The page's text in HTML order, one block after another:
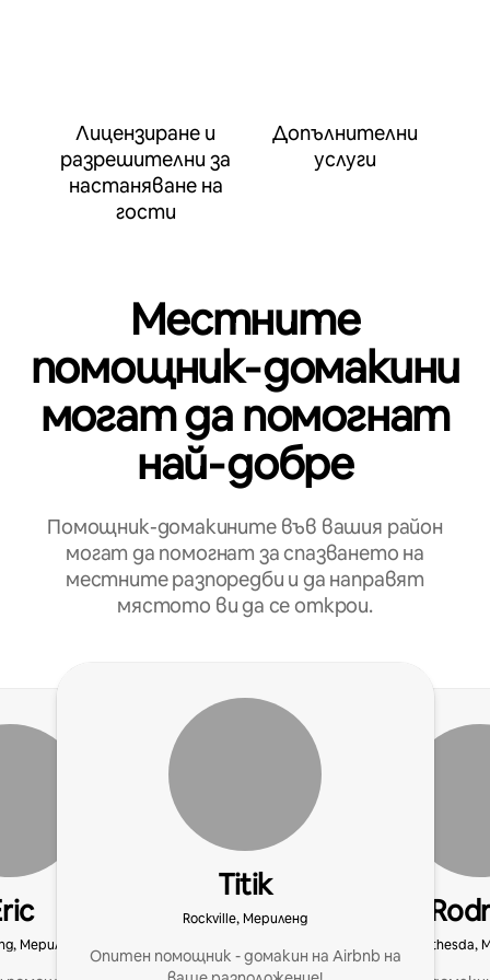
Лицензиране и
разрешителни за
настаняване на
гости
Допълнителни
услуги
Местните
помощник‑домакини
могат да помогнат
най‑добре
Помощник-домакините във вашия район
могат да помогнат за спазването на
местните разпоредби и да направят
мястото ви да се открои.
Мериленд
Titik
Rockville, Мериленд
Опитен помощник - домакин на Airbnb на
Bethesda,